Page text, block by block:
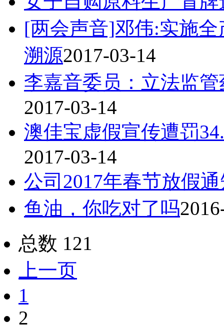
[两会声音]邓伟:实施
溯源2017-03-14
李嘉音委员：立法监
2017-03-14
澳佳宝虚假宣传遭罚
2017-03-14
公司2017年春节放假
鱼油，你吃对了吗
总数 121
上一页
1
2